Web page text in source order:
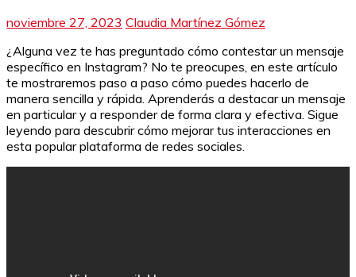
noviembre 27, 2023 Claudia Martínez Gómez
¿Alguna vez te has preguntado cómo contestar un mensaje
específico en Instagram? No te preocupes, en este artículo
te mostraremos paso a paso cómo puedes hacerlo de
manera sencilla y rápida. Aprenderás a destacar un mensaje
en particular y a responder de forma clara y efectiva. Sigue
leyendo para descubrir cómo mejorar tus interacciones en
esta popular plataforma de redes sociales.